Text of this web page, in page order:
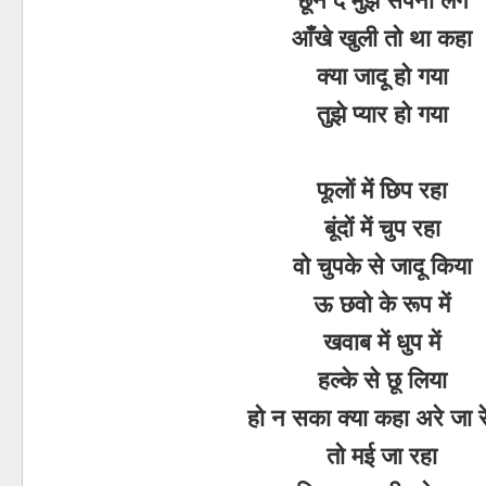
आँखे खुली तो था कहा
क्या जादू हो गया
तुझे प्यार हो गया
फूलों में छिप रहा
बूंदों में चुप रहा
वो चुपके से जादू किया
ऊ छवो के रूप में
खवाब में धुप में
हल्के से छू लिया
हो न सका क्या कहा अरे जा
तो मई जा रहा